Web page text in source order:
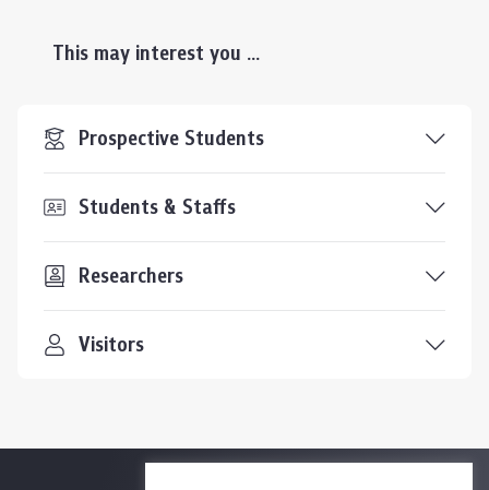
This may interest you ...
Prospective Students
Students & Staffs
Researchers
Visitors